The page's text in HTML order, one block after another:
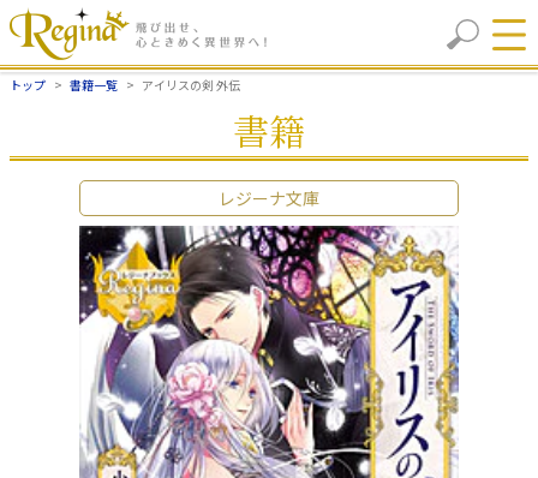
トップ 書籍一覧 アイリスの剣 外伝
書籍
レジーナ文庫